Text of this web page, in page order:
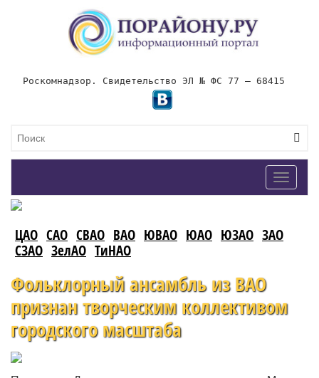
Роскомнадзор. Свидетельство ЭЛ № ФС 77 – 68415
Toggle
ЦАО САО СВАО ВАО ЮВАО ЮАО ЮЗАО ЗАО
СЗАО ЗелАО ТиНАО
Фольклорный ансамбль из ВАО
признан творческим коллективом
городского масштаба